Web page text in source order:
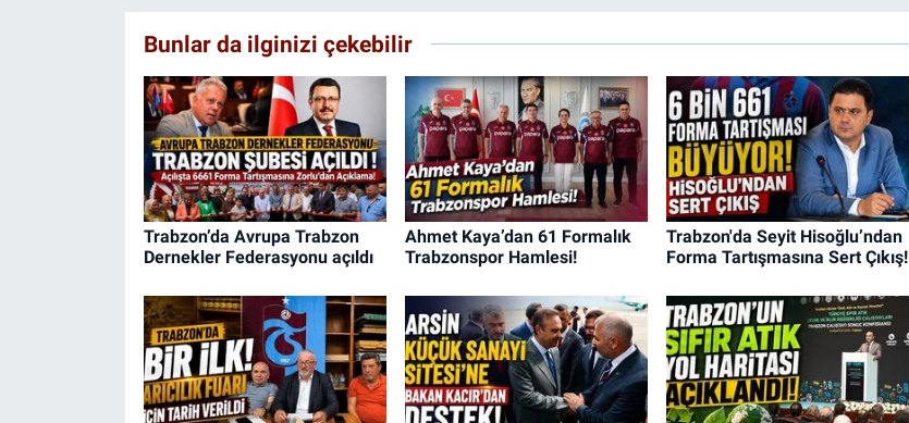
Bunlar da ilginizi çekebilir
Trabzon’da Avrupa Trabzon
Dernekler Federasyonu açıldı
Ahmet Kaya’dan 61 Formalık
Trabzonspor Hamlesi!
Trabzon'da Seyit Hisoğlu’ndan
Forma Tartışmasına Sert Çıkış!